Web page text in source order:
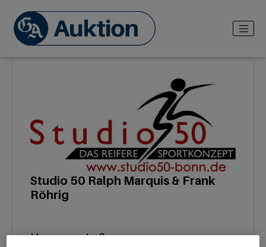
Studio 50 Ralph Marquis & Frank
Röhrig
Hermannstr. 2